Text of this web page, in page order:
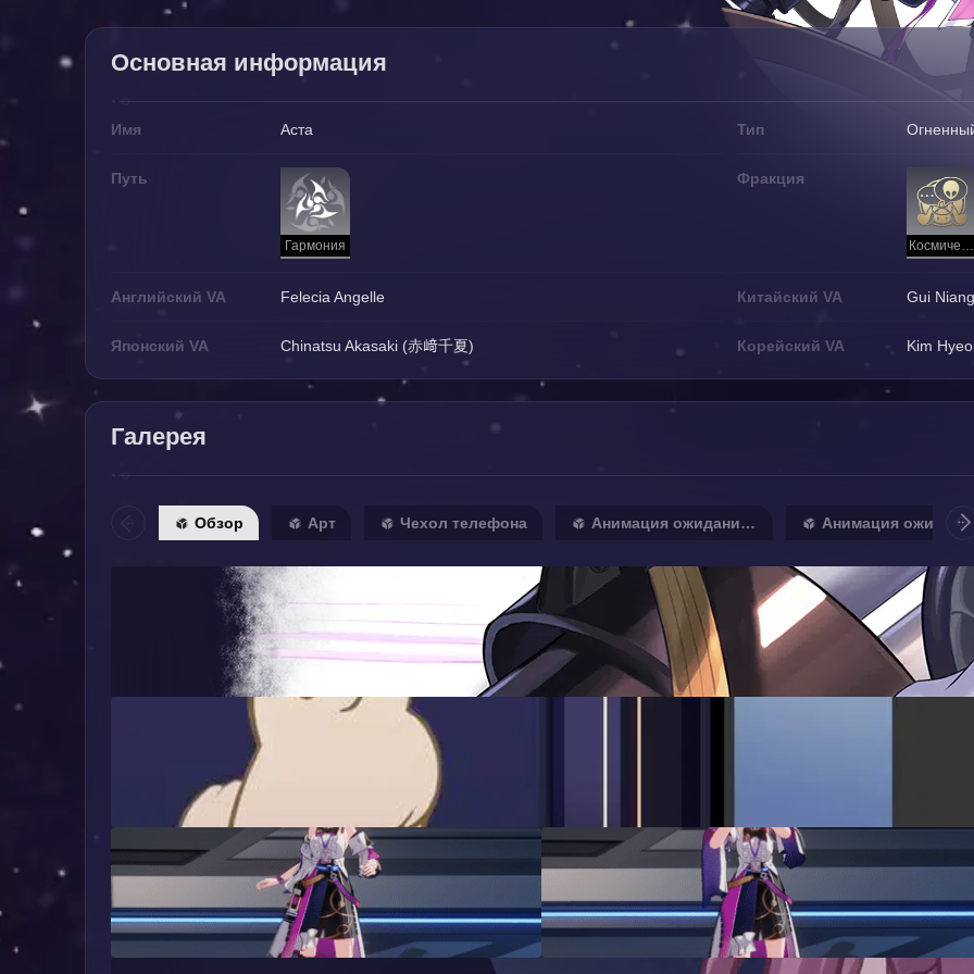
Основная информация
Имя Аста Тип
Путь
Гармония
Фракция
Космическая станция «Герта» (локация)
Английский VA Felecia Angelle Китайский VA Gui
Японский VA Chinatsu Akasaki (赤﨑千夏) Корейский VA Kim
Галерея
Обзор Арт Чехол телефона Анимация ожидания 1